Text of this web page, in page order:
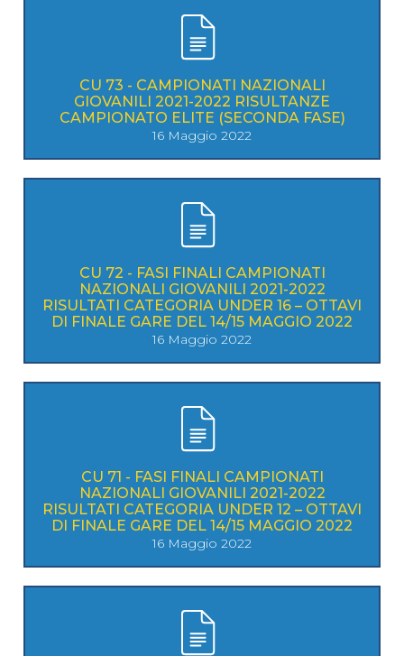
CU 73 - CAMPIONATI NAZIONALI
GIOVANILI 2021-2022 RISULTANZE
CAMPIONATO ELITE (SECONDA FASE)
16 Maggio 2022
CU 72 - FASI FINALI CAMPIONATI
NAZIONALI GIOVANILI 2021-2022
RISULTATI CATEGORIA UNDER 16 – OTTAVI
DI FINALE GARE DEL 14/15 MAGGIO 2022
16 Maggio 2022
CU 71 - FASI FINALI CAMPIONATI
NAZIONALI GIOVANILI 2021-2022
RISULTATI CATEGORIA UNDER 12 – OTTAVI
DI FINALE GARE DEL 14/15 MAGGIO 2022
16 Maggio 2022